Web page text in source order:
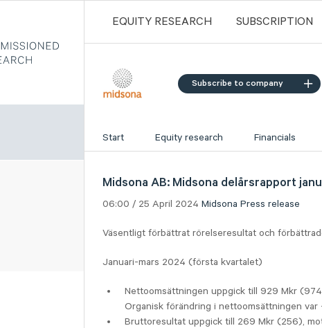
EQUITY RESEARCH SUBSCRIPTION
Subscribe to company
Start Equity research Financials
Midsona AB: Midsona delårsrapport
06:00 / 25 April 2024 Midsona Press release
Väsentligt förbättrat rörelseresultat och
Januari-mars 2024 (första kvartalet)
Nettoomsättningen uppgick till 929 Mkr
Organisk förändring i nettoomsättningen
Bruttoresultat uppgick till 269 Mkr (256),